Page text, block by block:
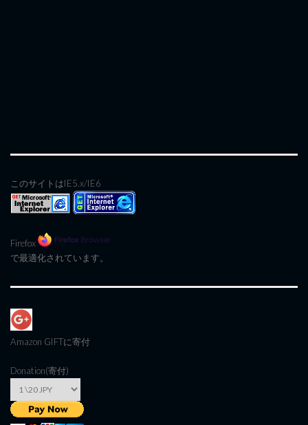
このサイトはIE5.x/IE6
Firefox
で最適化されています。
Amazon GIFTに寄付
Donation(寄付)